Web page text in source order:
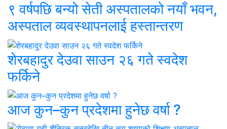
९ वर्षपछि बन्यो सेती अस्पतालको नयाँ भवन,
अस्पताल व्यवस्थापनलाई हस्तान्तरण
शेरबहादुर देउवा साउन २६ गते स्वदेश
फर्किने
आज कुन–कुन प्रदेशमा हुनेछ वर्षा ?